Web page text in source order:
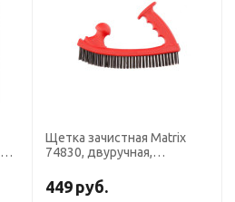
Щетка зачистная Matrix
74830, двуручная,
449 руб.